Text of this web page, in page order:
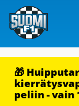
🎁
peliin - vain